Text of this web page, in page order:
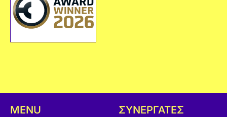
MENU ΣΥΝΕΡΓΑΤΕΣ